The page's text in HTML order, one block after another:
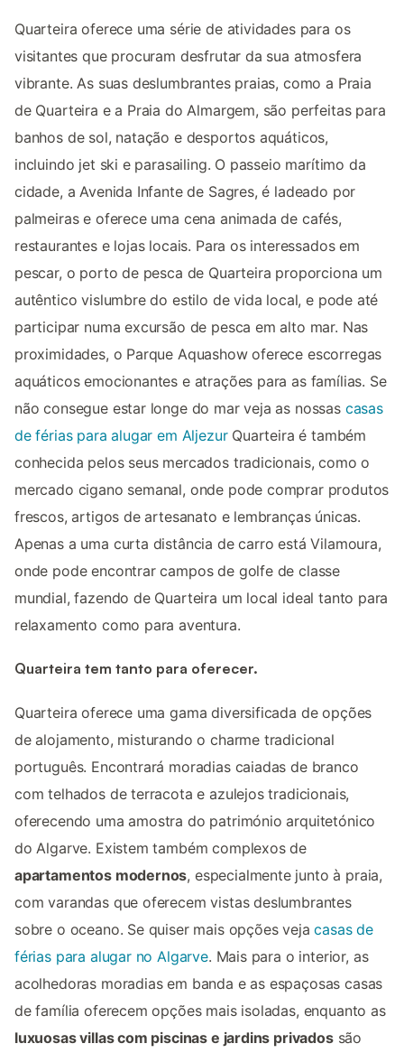
Quarteira oferece uma série de atividades para os
visitantes que procuram desfrutar da sua atmosfera
vibrante. As suas deslumbrantes praias, como a Praia
de Quarteira e a Praia do Almargem, são perfeitas para
banhos de sol, natação e desportos aquáticos,
incluindo jet ski e parasailing. O passeio marítimo da
cidade, a Avenida Infante de Sagres, é ladeado por
palmeiras e oferece uma cena animada de cafés,
restaurantes e lojas locais. Para os interessados em
pescar, o porto de pesca de Quarteira proporciona um
autêntico vislumbre do estilo de vida local, e pode até
participar numa excursão de pesca em alto mar. Nas
proximidades, o Parque Aquashow oferece escorregas
aquáticos emocionantes e atrações para as famílias. Se
não consegue estar longe do mar veja as nossas casas
de férias para alugar em AljezurQuarteira é também
conhecida pelos seus mercados tradicionais, como o
mercado cigano semanal, onde pode comprar produtos
frescos, artigos de artesanato e lembranças únicas.
Apenas a uma curta distância de carro está Vilamoura,
onde pode encontrar campos de golfe de classe
mundial, fazendo de Quarteira um local ideal tanto para
relaxamento como para aventura.
Quarteira tem tanto para oferecer.
Quarteira oferece uma gama diversificada de opções
de alojamento, misturando o charme tradicional
português. Encontrará moradias caiadas de branco
com telhados de terracota e azulejos tradicionais,
oferecendo uma amostra do património arquitetónico
do Algarve. Existem também complexos de
apartamentos modernos, especialmente junto à praia,
com varandas que oferecem vistas deslumbrantes
sobre o oceano. Se quiser mais opções vejacasas de
férias para alugar no Algarve. Mais para o interior, as
acolhedoras moradias em banda e as espaçosas casas
de família oferecem opções mais isoladas, enquanto as
luxuosas villas com piscinas e jardins privadossão